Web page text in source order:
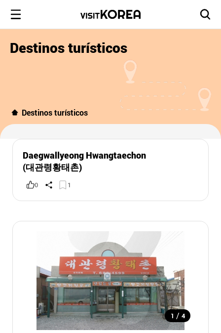
Destinos turísticos
Destinos turísticos
Daegwallyeong Hwangtaechon
(대관령황태촌)
0 1
1 / 4